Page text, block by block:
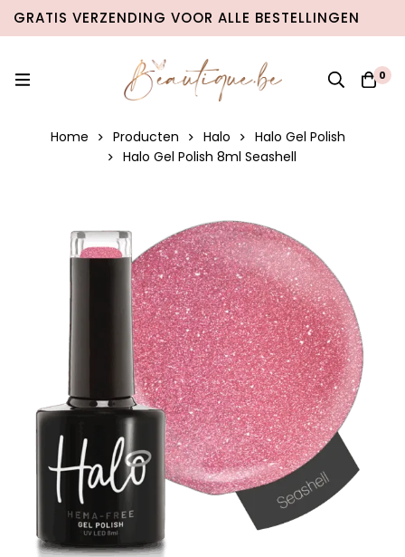
GRATIS VERZENDING VOOR ALLE BESTELLINGEN
VANAF €100 IN BELGIË & €120 NAAR NEDERLAND!
0
Home Producten Halo
Halo Gel Polish
Halo Gel Polish 8ml Seashell